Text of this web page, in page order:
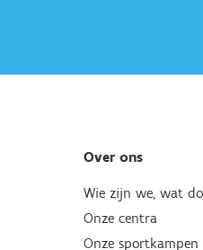
Over ons
Wie zijn we, wat
Onze centra
Onze sportkampen